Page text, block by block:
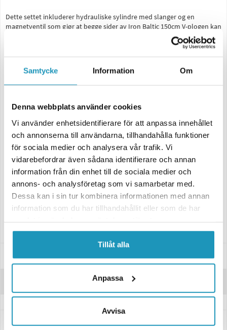
Samtycke Information Om
Denna webbplats använder cookies
Vi använder enhetsidentifierare för att anpassa innehållet
och annonserna till användarna, tillhandahålla funktioner
för sociala medier och analysera vår trafik. Vi
vidarebefordrar även sådana identifierare och annan
information från din enhet till de sociala medier och
annons- och analysföretag som vi samarbetar med.
Dessa kan i sin tur kombinera informationen med annan
information som du har tillhandahållit eller som de har
Tillåt alla
Anpassa
Avvisa
Dette settet inkluderer hydrauliske sylindre med slanger og en
magnetventil som gjør at begge sider av Iron Baltic 150cm V-plogen kan
justeres, samtidig som den beholder muligheten til å koble en tredje
hydraulisk sylinder til den hydrauliske enheten for opp og ned
bevegelse av V-plogsett.
Sitet er forhåndssmurt og ferdigmontert.
Sitet er kompatibelt med Iron Baltic hydrauliske enheter (delenummer
magnetventil for justering av Iron Baltic V-plogen.
Kompatibel med Iron Baltic hydraulikkenhet (produksjonsdato 2024
eller senere).
Bruk av dette settet gjør det mulig å legge til og koble til en tredje
hydraulisk sylinder for å løfte V-plogen via den hydrauliske enheten.
Fullstendige installasjonsinstruksjoner inkludert.
Spesifikasjoner
Spørsmål og svar